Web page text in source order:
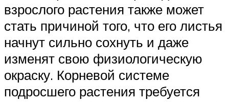
взрослого растения также может
стать причиной того, что его листья
начнут сильно сохнуть и даже
изменят свою физиологическую
окраску. Корневой системе
подросшего растения требуется